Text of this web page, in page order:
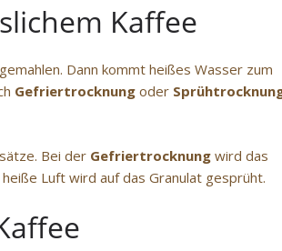
Kaffee
Dann kommt heißes Wasser zum
Gefriertrocknung oder
Bei der Gefriertrocknung wird das
Luft wird auf das Granulat gesprüht.